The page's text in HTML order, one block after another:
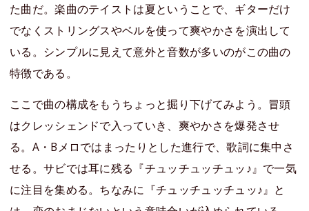
た曲だ。楽曲のテイストは夏ということで、ギターだけ
でなくストリングスやベルを使って爽やかさを演出して
いる。シンプルに見えて意外と音数が多いのがこの曲の
特徴である。
ここで曲の構成をもうちょっと掘り下げてみよう。冒頭
はクレッシェンドで入っていき、爽やかさを爆発させ
る。A・Bメロではまったりとした進行で、歌詞に集中さ
せる。サビでは耳に残る『チュッチュッチュッ♪』で一気
に注目を集める。ちなみに『チュッチュッチュッ♪』と